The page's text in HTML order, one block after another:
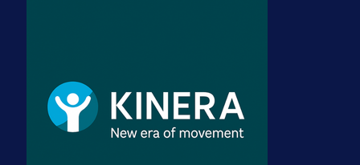
transfer!?
3 sedmica 4 dan
A Selekcija